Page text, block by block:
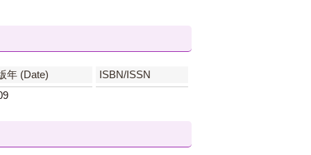
年 (Date)
ISBN/ISSN